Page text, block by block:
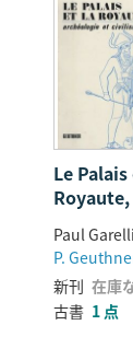
Le
et
Paul Garelli
P.
新刊 在庫
古書 1 点